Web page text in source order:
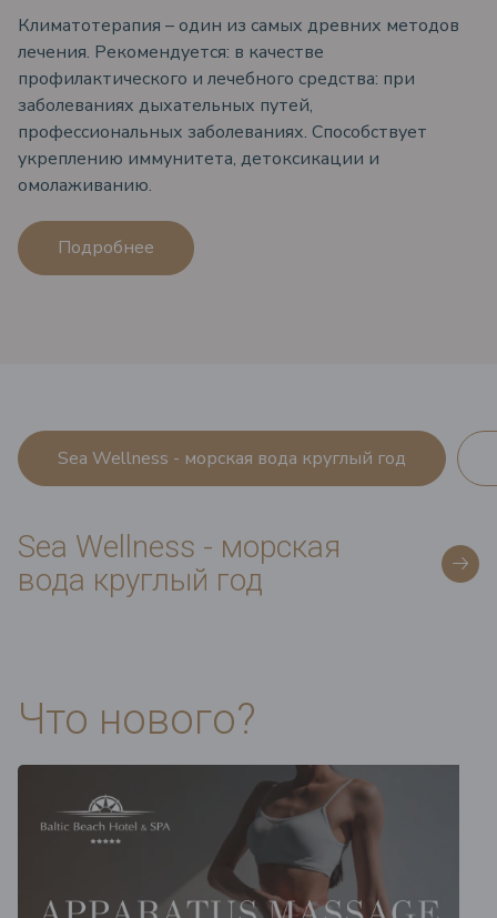
Климатотерапия – один из самых древних методов
лечения. Рекомендуется: в качестве
профилактического и лечебного средства: при
заболеваниях дыхательных путей,
профессиональных заболеваниях. Способствует
укреплению иммунитета, детоксикации и
омолаживанию.
Подробнее
Sea Wellness - морская вода круглый год
Sea Wellness - морская
вода круглый год
Что нового?